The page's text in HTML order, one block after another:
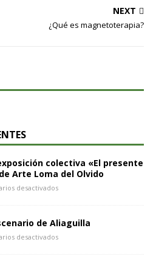
NEXT
¿Qué es magnetoterapia?
colectiva «El presente
Arte Loma del Olvido
desactivados
de Aliaguilla
desactivados